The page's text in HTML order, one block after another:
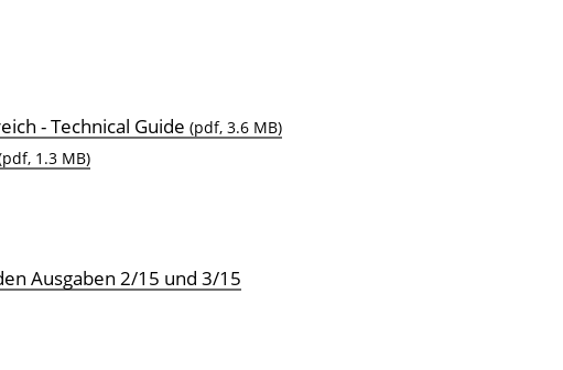
- Technical Guide (pdf, 3.6 MB)
1.3 MB)
Ausgaben 2/15 und 3/15